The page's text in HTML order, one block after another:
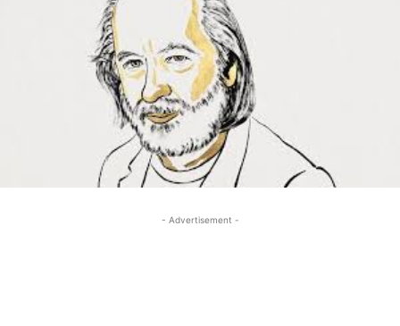
- Advertisement -